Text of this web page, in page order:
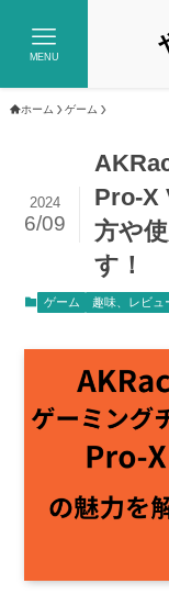
MENU
ホーム ゲーム
Pro-X
方や
す！
2024
6/09
ゲーム 趣味、レビュ